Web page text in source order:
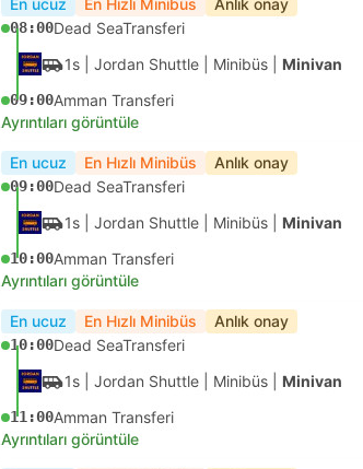
En ucuz En Hızlı Minibüs Anlık onay
08:00Dead SeaTransferi
1s | Jordan Shuttle Minibüs Minivan
09:00Amman Transferi
Ayrıntıları görüntüle
En ucuz En Hızlı Minibüs Anlık onay
09:00Dead SeaTransferi
1s | Jordan Shuttle Minibüs Minivan
10:00Amman Transferi
Ayrıntıları görüntüle
En ucuz En Hızlı Minibüs Anlık onay
10:00Dead SeaTransferi
1s | Jordan Shuttle Minibüs Minivan
11:00Amman Transferi
Ayrıntıları görüntüle